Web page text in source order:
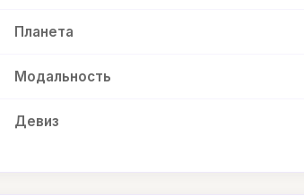
Планета
Модальность
Девиз